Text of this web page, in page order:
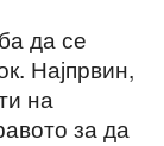
да се
Најпрвин,
на
за да